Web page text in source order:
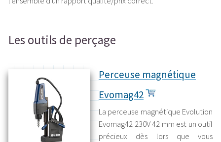
Les outils de perçage
Perceuse magnétique
Evomag42
La perceuse magnétique Evolution
Evomag42 230V 42 mm est un outil
précieux dès lors que vous